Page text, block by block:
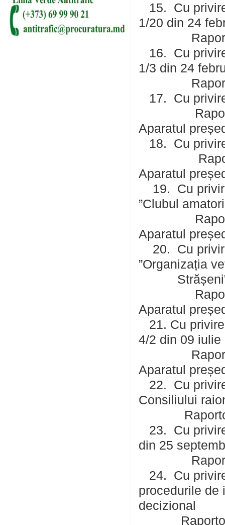
15. Cu
1/20 din 24
Raportor:
16. Cu
1/3 din 24
Raportor:
17. Cu
Raportor:
Aparatul
18. Cu
Raportor:
Aparatul
19. Cu
”Clubul
Raportor:
Aparatul
20. Cu
”Organizația
Raportor:
Aparatul
21. Cu
4/2 din 09 iulie
Raportor:
Aparatul
22. Cu
Consiliului
Raportor:
23. Cu
din 25
Raportor:
24. Cu
procedurile de
decizional
Raportor: